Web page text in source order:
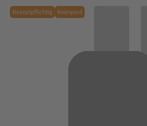
Rezeptpflichtig Reimport